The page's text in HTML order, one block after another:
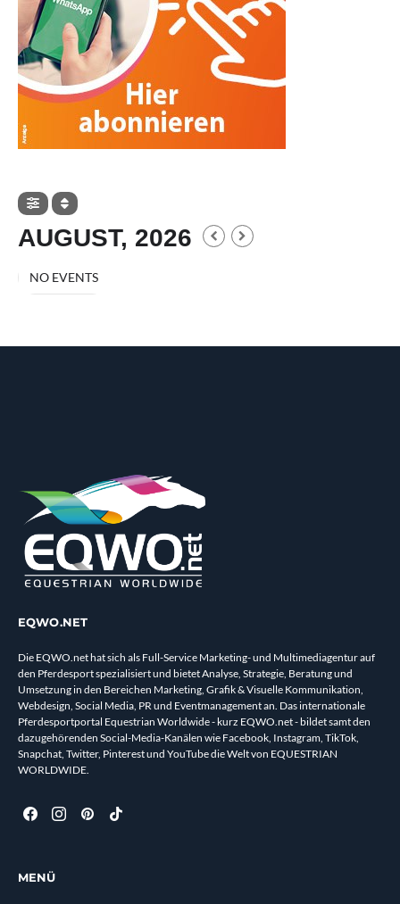
AUGUST, 2026
NO EVENTS
EQWO.NET
Die EQWO.net hat sich als Full-Service Marketing- und Multimediagentur auf
den Pferdesport spezialisiert und bietet Analyse, Strategie, Beratung und
Umsetzung in den Bereichen Marketing, Grafik & Visuelle Kommunikation,
Webdesign, Social Media, PR und Eventmanagement an. Das internationale
Pferdesportportal Equestrian Worldwide - kurz EQWO.net - bildet samt den
dazugehörenden Social-Media-Kanälen wie Facebook, Instagram, TikTok,
Snapchat, Twitter, Pinterest und YouTube die Welt von EQUESTRIAN
WORLDWIDE.
MENÜ